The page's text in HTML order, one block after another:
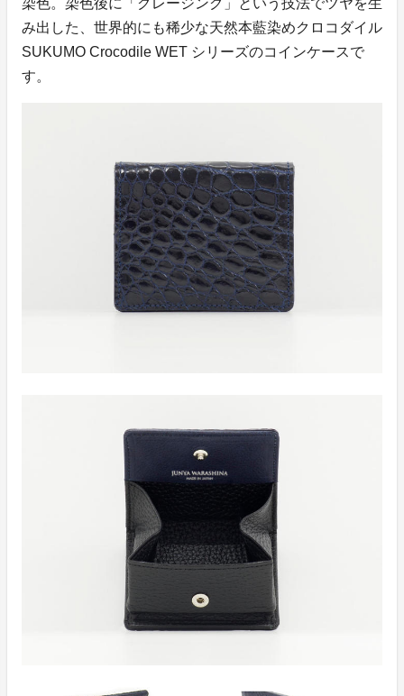
染色。染色後に「グレージング」という技法でツヤを生
み出した、世界的にも稀少な天然本藍染めクロコダイル
SUKUMO Crocodile WET シリーズのコインケースで
す。